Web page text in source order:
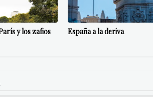
y los zafios
España a la deriva